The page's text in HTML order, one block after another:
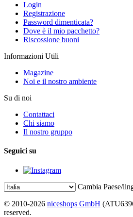
Login
Registrazione
Password dimenticata?
Dove è il mio pacchetto?
Riscossione buoni
Informazioni Utili
Magazine
Noi e il nostro ambiente
Su di noi
Contattaci
Chi siamo
Il nostro gruppo
Seguici su
Cambia Paese/
© 2010-2026 niceshops GmbH
reserved.